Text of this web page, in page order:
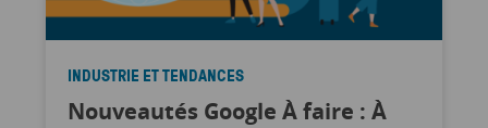
INDUSTRIE ET TENDANCES
Nouveautés Google À faire : À